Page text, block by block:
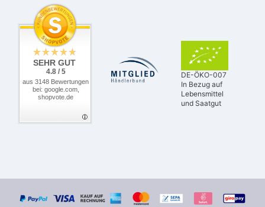
SEHR GUT
4.8 / 5
aus 3148 Bewertungen
bei: google.com,
shopvote.de
DE-ÖKO-007
In Bezug auf
Lebensmittel
und Saatgut